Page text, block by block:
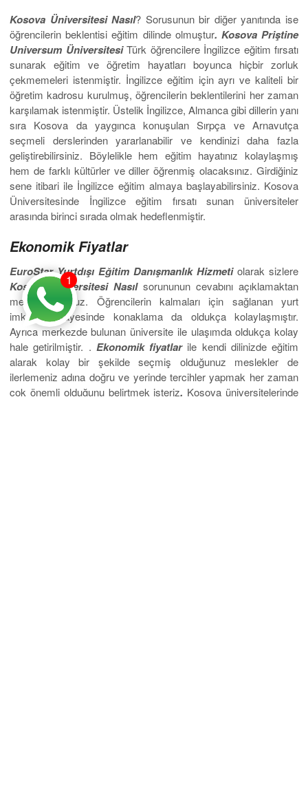
Kosova Üniversitesi Nasıl? Sorusunun bir diğer yanıtında ise
öğrencilerin beklentisi eğitim dilinde olmuştur. Kosova Priştine
Universum ÜniversitesiTürk öğrencilere İngilizce eğitim fırsatı
sunarak eğitim ve öğretim hayatları boyunca hiçbir zorluk
çekmemeleri istenmiştir. İngilizce eğitim için ayrı ve kaliteli bir
öğretim kadrosu kurulmuş, öğrencilerin beklentilerini her zaman
karşılamak istenmiştir. Üstelik İngilizce, Almanca gibi dillerin yanı
sıra Kosova da yaygınca konuşulan Sırpça ve Arnavutça
seçmeli derslerinden yararlanabilir ve kendinizi daha fazla
geliştirebilirsiniz. Böylelikle hem eğitim hayatınız kolaylaşmış
hem de farklı kültürler ve diller öğrenmiş olacaksınız. Girdiğiniz
sene itibari ile İngilizce eğitim almaya başlayabilirsiniz. Kosova
Üniversitesinde İngilizce eğitim fırsatı sunan üniversiteler
arasında birinci sırada olmak hedeflenmiştir.
Ekonomik Fiyatlar
EuroStar Yurtdışı Eğitim Danışmanlık Hizmeti olarak sizlere
Kosova Üniversitesi Nasılsorununun cevabını açıklamaktan
memnun oluruz. Öğrencilerin kalmaları için sağlanan yurt
imkanları sayesinde konaklama da oldukça kolaylaşmıştır.
Ayrıca merkezde bulunan üniversite ile ulaşımda oldukça kolay
hale getirilmiştir. . Ekonomik fiyatlar ile kendi dilinizde eğitim
alarak kolay bir şekilde seçmiş olduğunuz meslekler de
ilerlemeniz adına doğru ve yerinde tercihler yapmak her zaman
çok önemli olduğunu belirtmek isteriz. Kosova üniversitelerinde
1